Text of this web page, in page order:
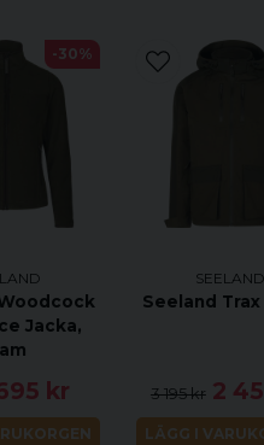
Jacka,
kr
-30%
SEELAND
Seeland Trax
3 195 kr 2
LÄGG I